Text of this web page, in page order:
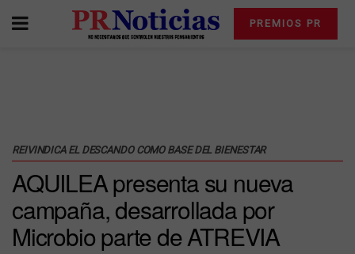
PREMIOS PR
REIVINDICA EL DESCANDO COMO BASE DEL BIENESTAR
AQUILEA presenta su nueva
campaña, desarrollada por
Microbio parte de ATREVIA